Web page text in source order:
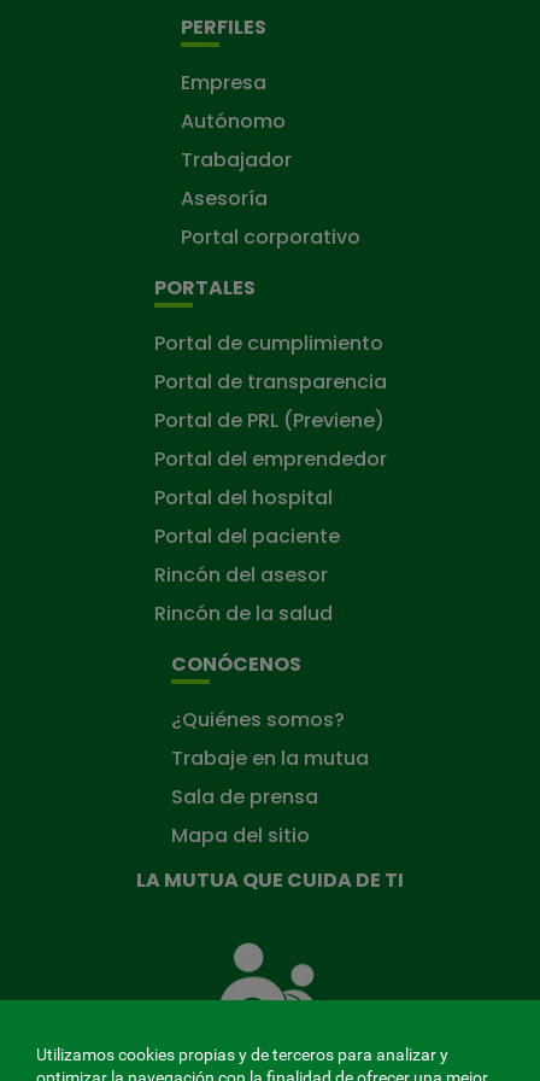
PERFILES
Empresa
Autónomo
Trabajador
Asesoría
Portal corporativo
PORTALES
Portal de cumplimiento
Portal de transparencia
Portal de PRL (Previene)
Portal del emprendedor
Portal del hospital
Portal del paciente
Rincón del asesor
Rincón de la salud
CONÓCENOS
¿Quiénes somos?
Trabaje en la mutua
Sala de prensa
Mapa del sitio
LA MUTUA QUE CUIDA DE TI
Mutua
que
ti
Utilizamos cookies propias y de terceros para analizar y